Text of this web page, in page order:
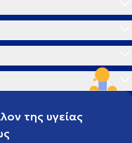
της υγείας